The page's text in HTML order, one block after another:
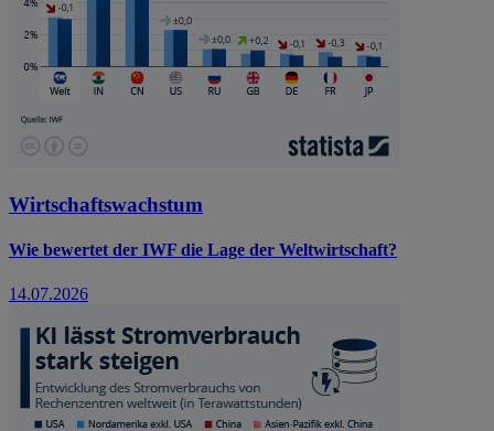
Wirtschaftswachstum
Wie bewertet der IWF die Lage der Weltwirtschaft?
14.07.2026